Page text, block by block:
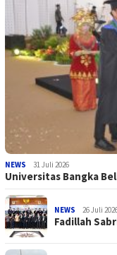
NEWS 31 Juli 2026
Universitas Bangka
NEWS 26 Juli
Fadillah